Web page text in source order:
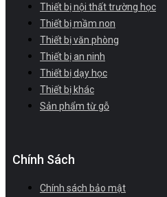
Thiết bị nội thất trường học
Thiết bị mầm non
Thiết bị văn phòng
Thiết bị an ninh
Thiết bị dạy học
Thiết bị khác
Sản phẩm từ gỗ
Chính Sách
Chính sách bảo mật